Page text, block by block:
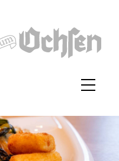
Start
Feiern